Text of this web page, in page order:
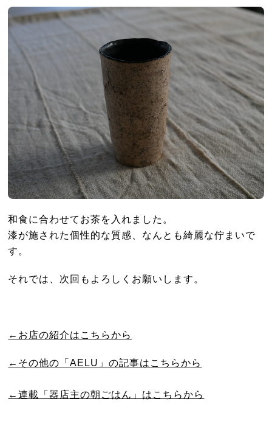
和食に合わせてお茶を入れました。
漆が施された個性的な質感、なんとも綺麗な佇まいで
す。
それでは、次回もよろしくお願いします。
←お店の紹介はこちらから
←その他の「AELU」の記事はこちらから
←連載「器店主の朝ごはん」はこちらから